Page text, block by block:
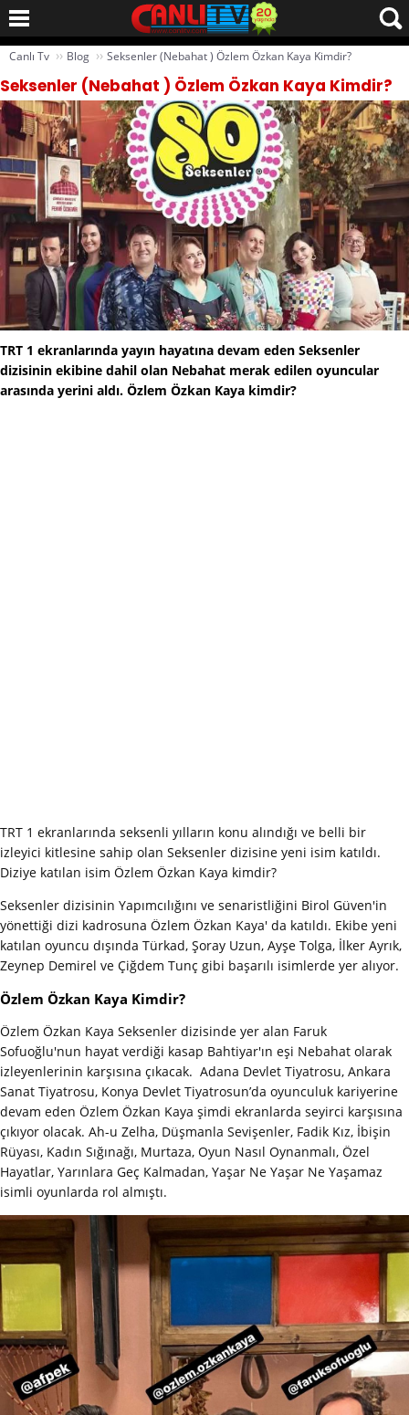
Canlı Tv ›› Blog ›› Seksenler (Nebahat ) Özlem Özkan Kaya Kimdir?
Seksenler (Nebahat ) Özlem Özkan Kaya Kimdir?
TRT 1 ekranlarında yayın hayatına devam eden Seksenler
dizisinin ekibine dahil olan Nebahat merak edilen oyuncular
arasında yerini aldı. Özlem Özkan Kaya kimdir?
TRT 1 ekranlarında seksenli yılların konu alındığı ve belli bir
izleyici kitlesine sahip olan Seksenler dizisine yeni isim katıldı.
Diziye katılan isim Özlem Özkan Kaya kimdir?
Seksenler dizisinin Yapımcılığını ve senaristliğini Birol Güven'in
yönettiği dizi kadrosuna Özlem Özkan Kaya' da katıldı. Ekibe yeni
katılan oyuncu dışında Türkad, Şoray Uzun, Ayşe Tolga, İlker Ayrık,
Zeynep Demirel ve Çiğdem Tunç gibi başarılı isimlerde yer alıyor.
Özlem Özkan Kaya Kimdir?
Özlem Özkan Kaya Seksenler dizisinde yer alan Faruk
Sofuoğlu'nun hayat verdiği kasap Bahtiyar'ın eşi Nebahat olarak
izleyenlerinin karşısına çıkacak. Adana Devlet Tiyatrosu, Ankara
Sanat Tiyatrosu, Konya Devlet Tiyatrosun’da oyunculuk kariyerine
devam eden Özlem Özkan Kaya şimdi ekranlarda seyirci karşısına
çıkıyor olacak. Ah-u Zelha, Düşmanla Sevişenler, Fadik Kız, İbişin
Rüyası, Kadın Sığınağı, Murtaza, Oyun Nasıl Oynanmalı, Özel
Hayatlar, Yarınlara Geç Kalmadan, Yaşar Ne Yaşar Ne Yaşamaz
isimli oyunlarda rol almıştı.